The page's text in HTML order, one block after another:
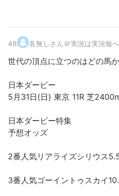
48. 名無しさん＠実況は実況板へ
世代の頂点に立つのはどの馬か
日本ダービー
5月31日(日) 東京 11R 芝
日本ダービー特集
予想オッズ
2番人気リアライズシリウス
3番人気ゴーイントゥスカイ